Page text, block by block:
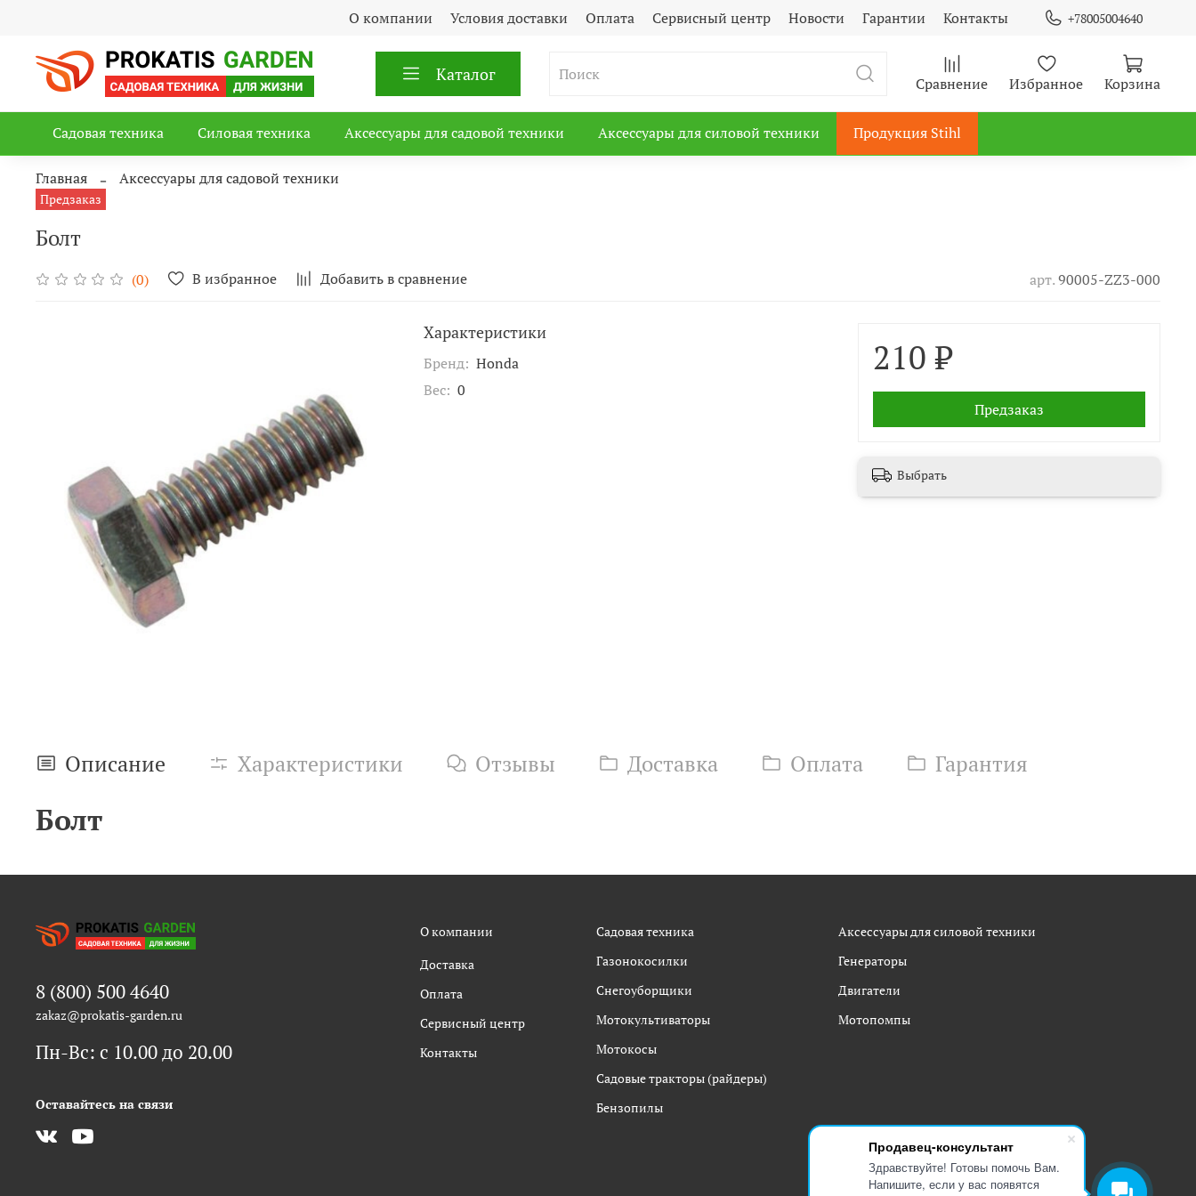
Продавец-консультант
Здравствуйте! Готовы помочь Вам.
Напишите, если у вас появятся
О компании Условия доставки Оплата Сервисный центр Новости Гарантии Контакты +78005004640
Каталог Сравнение Избранное Корзина
Садовая техника Силовая техника Аксессуары для садовой техники Аксессуары для силовой техники Продукция Stihl
Главная Аксессуары для садовой техники
Предзаказ
Болт
(0) В избранное Добавить в сравнение арт.90005-ZZ3-000
Характеристики
Бренд: Honda
Вес: 0
210 ₽
Предзаказ
Выбрать
Описание Характеристики Отзывы Доставка Оплата Гарантия
Болт
О компании
Доставка
Оплата
Сервисный центр
Контакты
Садовая техника
Газонокосилки
Снегоуборщики
Мотокультиваторы
Мотокосы
Садовые тракторы (райдеры)
Бензопилы
Аксессуары для силовой техники
Генераторы
Двигатели
Мотопомпы
8 (800) 500 4640
zakaz@prokatis-garden.ru
Пн-Вс: с 10.00 до 20.00
Оставайтесь на связи